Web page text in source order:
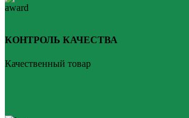
КОНТРОЛЬ КАЧЕСТВА
Качественный товар